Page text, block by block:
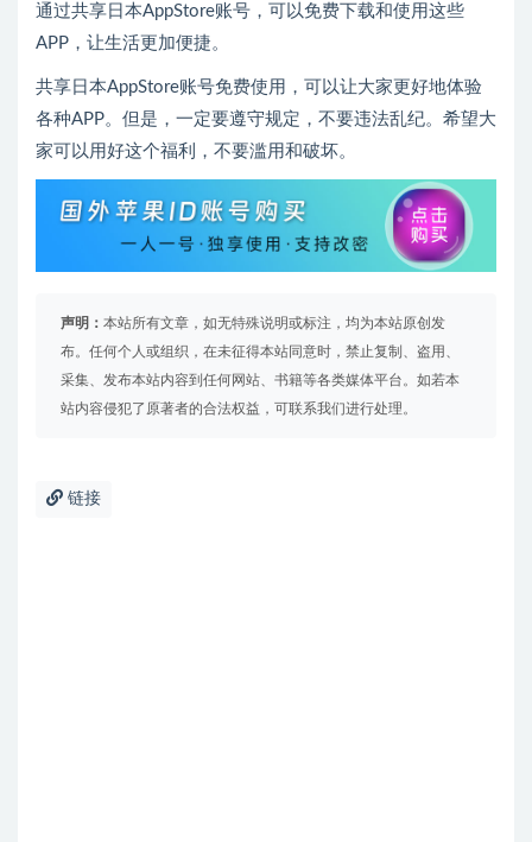
通过共享日本AppStore账号，可以免费下载和使用这些
APP，让生活更加便捷。
共享日本AppStore账号免费使用，可以让大家更好地体验
各种APP。但是，一定要遵守规定，不要违法乱纪。希望大
家可以用好这个福利，不要滥用和破坏。
声明： 本站所有文章，如无特殊说明或标注，均为本站原创发
布。任何个人或组织，在未征得本站同意时，禁止复制、盗用、
采集、发布本站内容到任何网站、书籍等各类媒体平台。如若本
站内容侵犯了原著者的合法权益，可联系我们进行处理。
链接